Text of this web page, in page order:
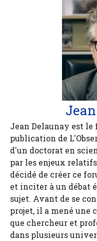
Jean Delaunay est
publication de
d'un doctorat en
par les enjeux
décidé de créer ce
et inciter à un débat
sujet. Avant de se
projet, il a mené une
que chercheur et
dans plusieurs